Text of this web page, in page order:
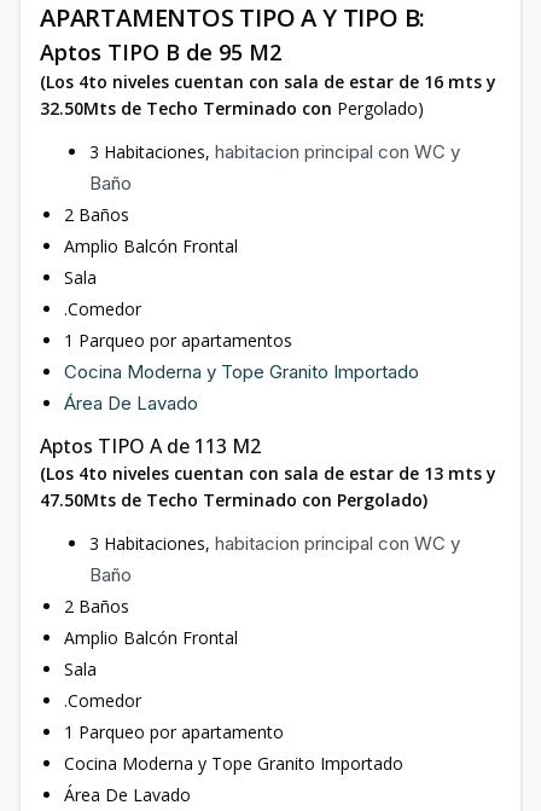
APARTAMENTOS TIPO A Y TIPO B:
Aptos TIPO B de 95 M2
(Los 4to niveles cuentan con sala de estar de 16 mts y
32.50Mts de Techo Terminado con Pergolado)
3 Habitaciones, habitacion principal con WC y
Baño
2 Baños
Amplio Balcón Frontal
Sala
.Comedor
1 Parqueo por apartamentos
Cocina Moderna y Tope Granito Importado
Área De Lavado
Aptos TIPO A de 113 M2
(Los 4to niveles cuentan con sala de estar de 13 mts y
47.50Mts de Techo Terminado con Pergolado)
3 Habitaciones, habitacion principal con WC y
Baño
2 Baños
Amplio Balcón Frontal
Sala
.Comedor
1 Parqueo por apartamento
Cocina Moderna y Tope Granito Importado
Área De Lavado